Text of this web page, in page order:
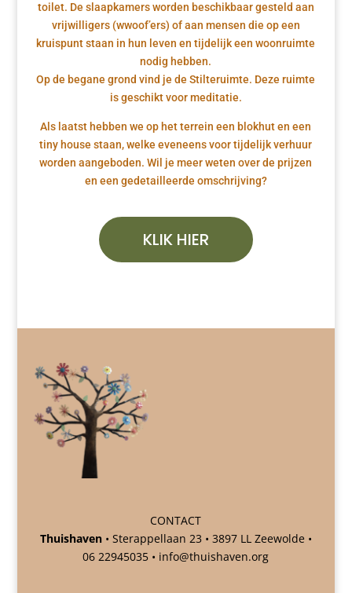
toilet. De slaapkamers worden beschikbaar gesteld aan
vrijwilligers (wwoof’ers) of aan mensen die op een
kruispunt staan in hun leven en tijdelijk een woonruimte
nodig hebben.
Op de begane grond vind je de Stilteruimte. Deze ruimte
is geschikt voor meditatie.
Als laatst hebben we op het terrein een blokhut en een
tiny house staan, welke eveneens voor tijdelijk verhuur
worden aangeboden. Wil je meer weten over de prijzen
en een gedetailleerde omschrijving?
KLIK HIER
CONTACT
Thuishaven• Sterappellaan 23 • 3897 LL Zeewolde •
06 22945035 • info@thuishaven.org